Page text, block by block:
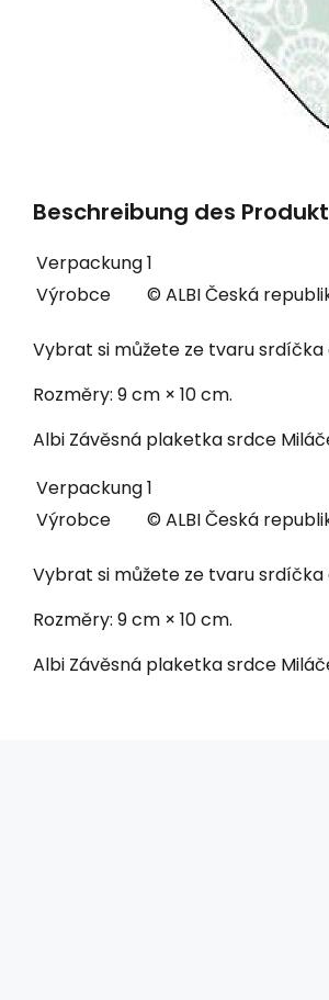
Beschreibung des
Verpackung1
Výrobce
© ALBI Česká
Vybrat si můžete ze tvaru srdíčka
Rozměry: 9 cm × 10 cm.
Albi Závěsná plaketka srdce
Verpackung1
Výrobce
© ALBI Česká
Vybrat si můžete ze tvaru srdíčka
Rozměry: 9 cm × 10 cm.
Albi Závěsná plaketka srdce